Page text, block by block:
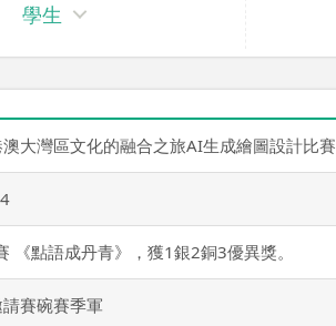
學生
大灣區文化的融合之旅AI生成繪圖設計比賽
點語成丹青》，獲1銀2銅3優異獎。
賽碗賽季軍